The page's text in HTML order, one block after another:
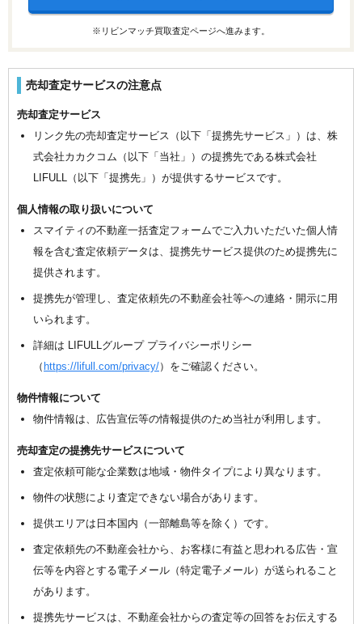
※リビンマッチ買取査定ページへ進みます。
売却査定サービスの注意点
売却査定サービス
リンク先の売却査定サービス（以下「提携先サービス」）は、株
式会社カカクコム（以下「当社」）の提携先である株式会社
LIFULL（以下「提携先」）が提供するサービスです。
個人情報の取り扱いについて
スマイティの不動産一括査定フォームでご入力いただいた個人情
報を含む査定依頼データは、提携先サービス提供のため提携先に
提供されます。
提携先が管理し、査定依頼先の不動産会社等への連絡・開示に用
いられます。
詳細は LIFULLグループ プライバシーポリシー
（ https://lifull.com/privacy/）をご確認ください。
物件情報について
物件情報は、広告宣伝等の情報提供のため当社が利用します。
売却査定の提携先サービスについて
査定依頼可能な企業数は地域・物件タイプにより異なります。
物件の状態により査定できない場合があります。
提供エリアは日本国内（一部離島等を除く）です。
査定依頼先の不動産会社から、お客様に有益と思われる広告・宣
伝等を内容とする電子メール（特定電子メール）が送られること
があります。
提携先サービスは、不動産会社からの査定等の回答をお伝えする